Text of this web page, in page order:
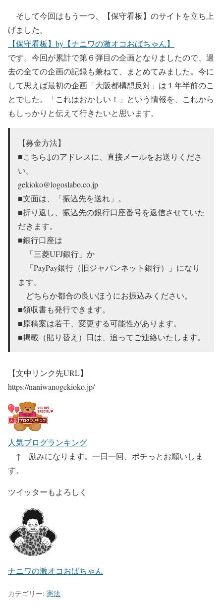
そして今回はもう一つ、【保守看板】のサイトを立ち上
げました。
【保守看板】by【ナニワの激オコおばちゃん】
です。今回が累計で第６弾目の企画となりましたので、過
去の全ての企画の記録も兼ねて、まとめてみました。今に
して思えば最初の企画「大阪都構想反対」は１年半前のこ
とでした。「これはおかしい！」という情報を、これから
もしっかりと伝えて行きたいと思います。
【募金方法】
■こちら↓のアドレスに、直接メールをお送りくださ
い。
gekioko@logoslabo.co.jp
■文面は、「振込先を送れ」。
■折り返し、振込先の銀行口座番号を返信させていた
だきます。
■銀行口座は
「三菱UFJ銀行」か
「PayPay銀行（旧ジャパンネット銀行）」になり
ます。
どちらか都合の良いほうにお振込みください。
■領収書も発行できます。
■原稿案は若干、変更する可能性があります。
■掲載（貼り替え）日は、追ってご連絡いたします。
【文中リンク先URL】
https://naniwanogekioko.jp/
人気ブログランキング
↑ 励みになります。一日一回、ポチっとお願いしま
す。
ツイッターもよろしく
ナニワの激オコおばちゃん
カテゴリー: 憲法